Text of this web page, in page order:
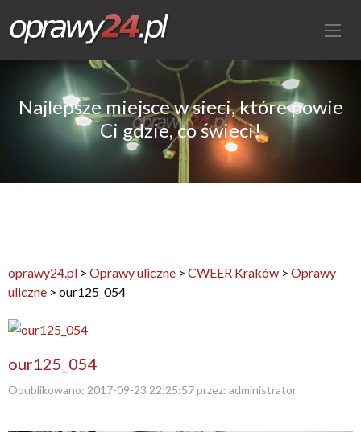
Najlepsze miejsce w sieci, które powie
Ci gdzie, co świeci!
oprawy24.pl > Oprawy uliczne > CWEER Kraków > Oprawy
uliczne > our125_054
our125_054
Opublikowano: 2017-09-23 22:25:57przez: administrator